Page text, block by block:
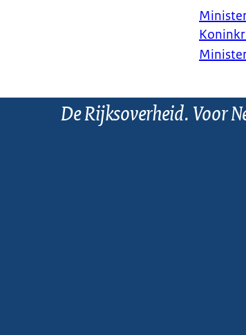
De Rijksoverheid. Voor